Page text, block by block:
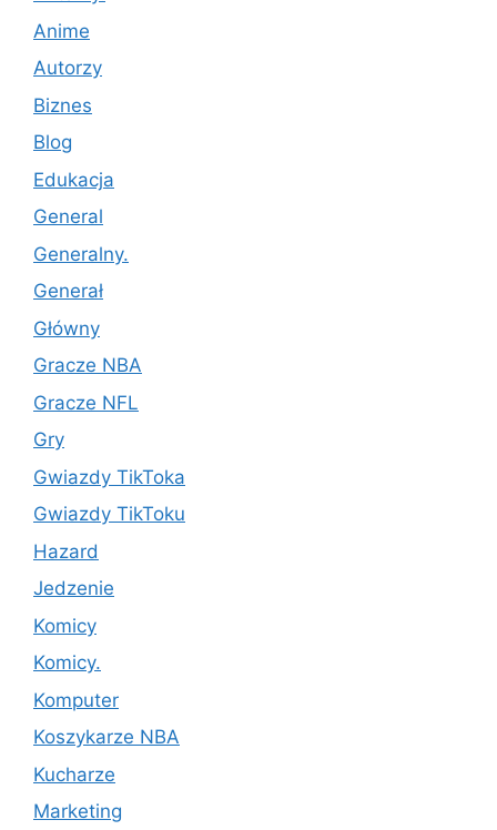
Anime
Autorzy
Biznes
Blog
Edukacja
General
Generalny.
Generał
Główny
Gracze NBA
Gracze NFL
Gry
Gwiazdy TikToka
Gwiazdy TikToku
Hazard
Jedzenie
Komicy
Komicy.
Komputer
Koszykarze NBA
Kucharze
Marketing